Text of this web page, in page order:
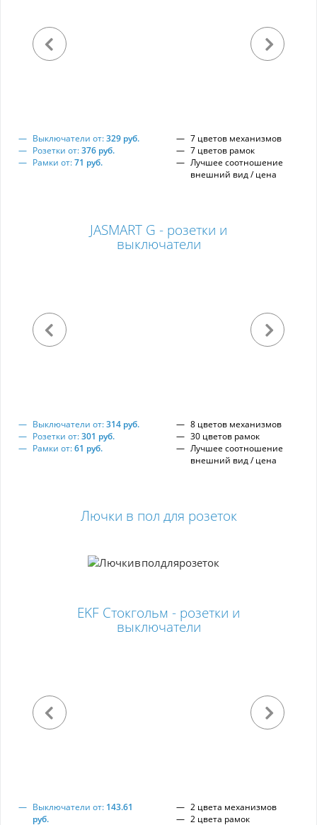
Выключатели от:329 руб.
Розетки от:376 руб.
Рамки от:71 руб.
7 цветов механизмов
7 цветов рамок
Лучшее соотношение
внешний вид / цена
JASMART G - розетки и
выключатели
Выключатели от:314 руб.
Розетки от:301 руб.
Рамки от:61 руб.
8 цветов механизмов
30 цветов рамок
Лучшее соотношение
внешний вид / цена
Лючки в пол для розеток
EKF Стокгольм - розетки и
выключатели
Выключатели от: 143.61
руб.
2 цвета механизмов
2 цвета рамок